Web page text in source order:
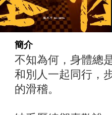
簡介
不知為何，身體總
和別人一起同行，
的滑稽。